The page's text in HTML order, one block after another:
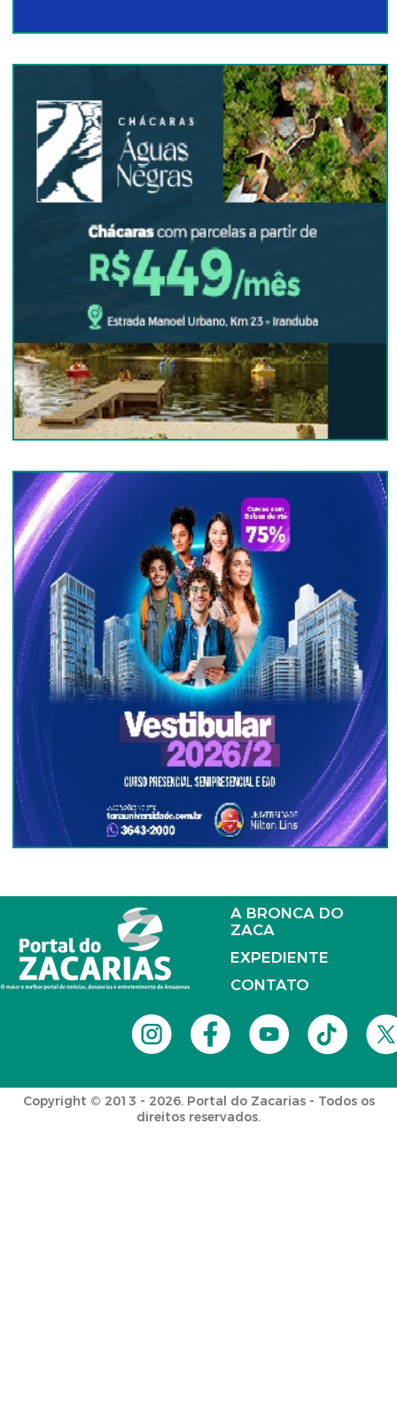
A BRONCA DO
ZACA
EXPEDIENTE
CONTATO
Copyright © 2013 - 2026. Portal do Zacarias - Todos os
direitos reservados.